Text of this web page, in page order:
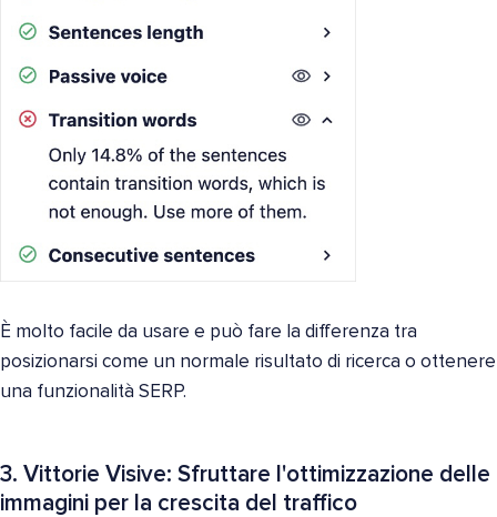
È molto facile da usare e può fare la differenza tra
posizionarsi come un normale risultato di ricerca o ottenere
una funzionalità SERP.
3. Vittorie Visive: Sfruttare l'ottimizzazione delle
immagini per la crescita del traffico